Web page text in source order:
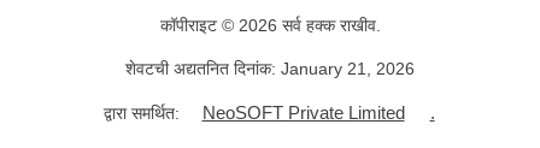
कॉपीराइट © 2026 सर्व हक्क राखीव.
शेवटची अद्यतनित दिनांक: January 21, 2026
द्वारा समर्थित: NeoSOFT Private Limited .